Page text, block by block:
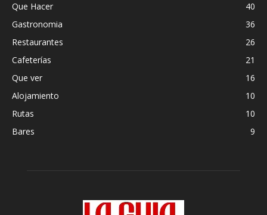
Que Hacer
40
Gastronomia
36
Restaurantes
26
Cafeterías
21
Que ver
16
Alojamiento
10
Rutas
10
Bares
9